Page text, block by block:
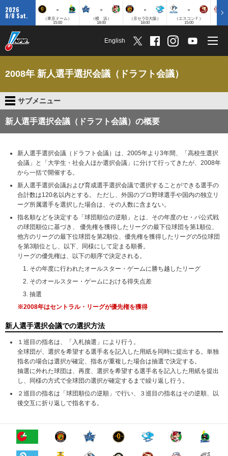
2026
8/8 Sat.
-
（東京ドーム）
15:00
-
（横 浜）
18:00
-
（京セラD大阪）
18:00
-
（エスコンＦ）
15:00
English
2008年 新人選手選択会議（ドラフト会議）
サブメニュー
新人選手選択会議（ドラフト会議）の概要
新人選手選択会議（ドラフト会議）は、2005年より3年間、「高校生選択
会議」と「大学生・社会人ほか選択会議」に分けて行ってきたが、2008年
から一括で開催する。
新人選手選択会議および育成選手選択会議で選択することができる選手の
合計数は120名以内とする。 ただし、外国のプロ野球選手や国内の独立リ
ーグ所属選手を選択した場合は、その人数に含まない。
指名順などを決定する「球団順位の逆順」とは、その年度のセ・パ公式戦
の球団順位に基づき、 優先権を獲得したリーグの最下位球団を第1順位、
他方のリーグの最下位球団を第2順位、優先権を獲得したリーグの5位球団
を第3順位とし、以下、同様にして定まる順番。
リーグの優先権は、以下の順序で決定される。
その年度に行われたオールスター・ゲームに勝ち越したリーグ
そのオールスター・ゲームにおける得失点差
抽選
※2008年はセントラル・リーグが優先権を獲得
新人選手選択会議での選択方法
１巡目の指名は、「入札抽選」により行う。
全球団が、選択を希望する選手名を記入した用紙を同時に提出する。単独
指名の場合は選択が確定、指名が重複した場合は抽選で決定する。
抽選に外れた球団は、再度、選択を希望する選手名を記入した用紙を提出
し、同様の方式で全球団の選択が確定するまで繰り返し行う。
２巡目の指名は「球団順位の逆順」で行い、３巡目の指名はその逆順、以
後交互に折り返しで指名する。